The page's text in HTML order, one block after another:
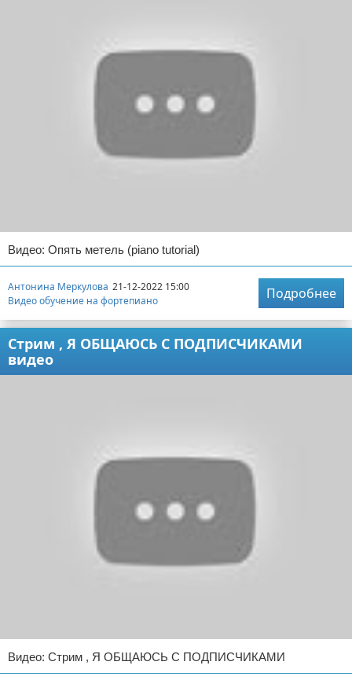
Видео: Опять метель (piano tutorial)
Антонина Меркулова 21-12-2022 15:00
Видео обучение на фортепиано
Подробнее
Стрим , Я ОБЩАЮСЬ С ПОДПИСЧИКАМИ
видео
Видео: Стрим , Я ОБЩАЮСЬ С ПОДПИСЧИКАМИ